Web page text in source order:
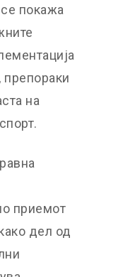
покажа
препораки
на
приемот
дел од